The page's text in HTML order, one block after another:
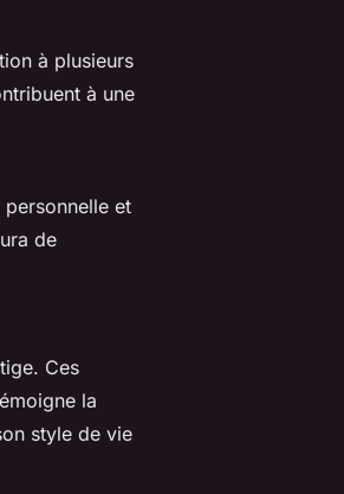
à plusieurs
à une
et
de
Ces
la
style de vie